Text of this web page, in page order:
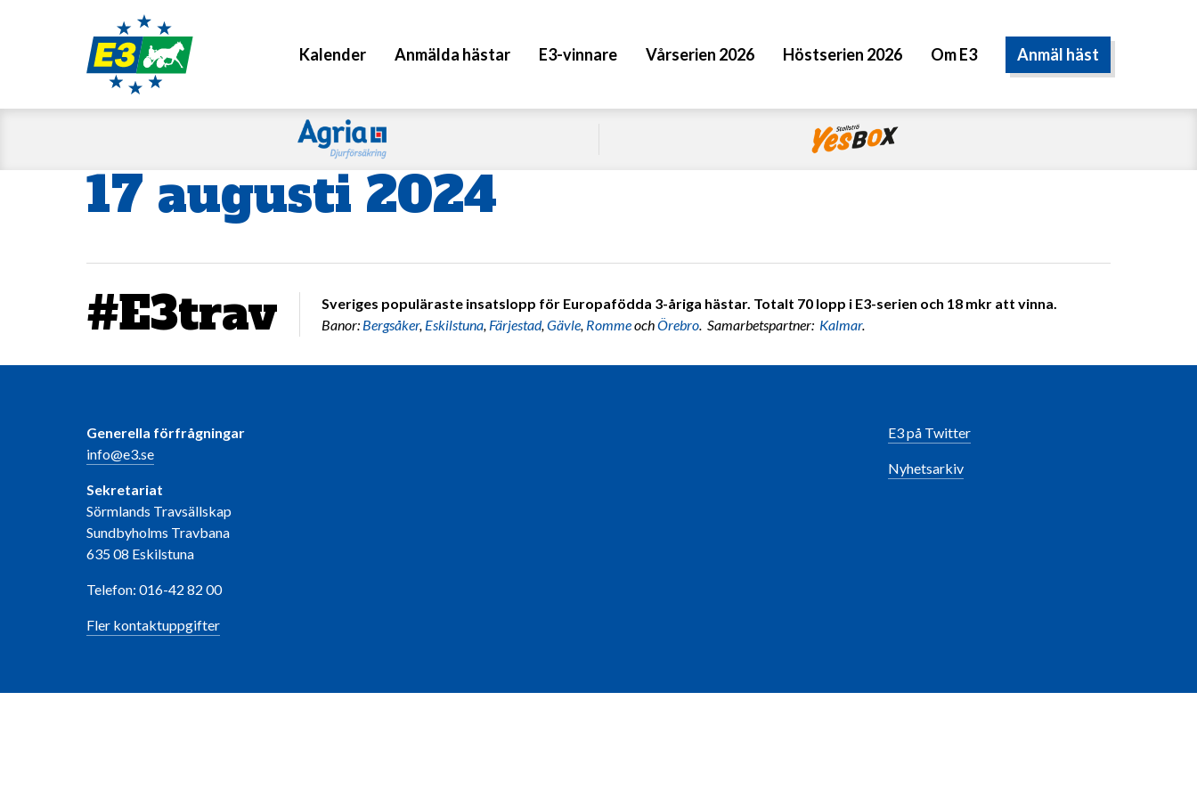
Kalender Anmälda hästar E3-vinnare Vårserien 2026 Höstserien 2026 Om E3 Anmäl häst
17 augusti 2024
#E3trav
Sveriges populäraste insatslopp för Europafödda 3-åriga hästar. Totalt 70 lopp i E3-serien och 18 mkr att vinna.
Banor: Bergsåker, Eskilstuna, Färjestad,Gävle, RommeochÖrebro. Samarbetspartner: Kalmar.
Generella förfrågningar
info@e3.se
Sekretariat
Sörmlands Travsällskap
Sundbyholms Travbana
635 08 Eskilstuna
Telefon: 016-42 82 00
Fler kontaktuppgifter
E3 på Twitter
Nyhetsarkiv